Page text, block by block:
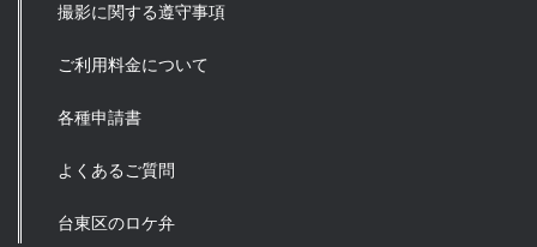
撮影に関する遵守事項
ご利用料金について
各種申請書
よくあるご質問
台東区のロケ弁